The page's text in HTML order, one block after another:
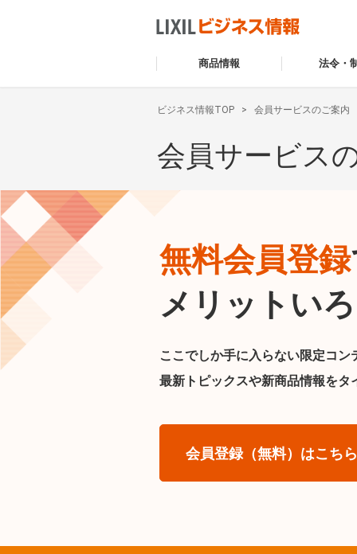
商品情報 法令・
ビジネス情報TOP 会員サービスのご案内
会員サービス
無料会員登録
メリットい
ここでしか手に入らない限定コン
最新トピックスや新商品情報をタ
会員登録（無料）はこちら